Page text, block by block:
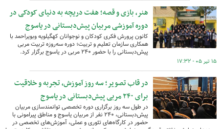
هنر، بازی و قصه؛ هفت دریچه به دنیای کودکی در
دوره آموزشی مربیان پیش‌دبستانی در یاسوج
کانون پرورش فکری کودکان و نوجوانان کهگیلویه وبویراحمد با
همکاری سازمان تعلیم و تربیت؛ دوره سه‌روزه تربیت مربی
پیش‌دبستانی را با حضور ۲۴۰ مربی در یاسوج برگزار کرد.
۱۵ تیر ۰۵ - ۱۷:۳۲
در قاب تصویر؛ سه روز آموزش، تجربه و خلاقیت
برای ۲۴۰ مربی پیش‌دبستانی در یاسوج
در طول سه روز برگزاری دوره تخصصی توانمندسازی مربیان
پیش‌دبستانی، ۲۴۰ نفر از مربیان یاسوج و مناطق پیرامونی با
حضور در کارگاه‌های تئوری و عملی، آموزش‌های تخصصی در